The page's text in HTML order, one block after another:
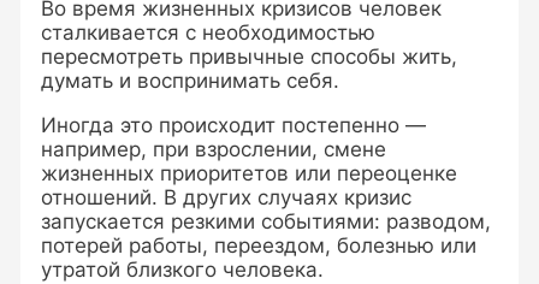
Во время жизненных кризисов человек
сталкивается с необходимостью
пересмотреть привычные способы жить,
думать и воспринимать себя.
Иногда это происходит постепенно —
например, при взрослении, смене
жизненных приоритетов или переоценке
отношений. В других случаях кризис
запускается резкими событиями: разводом,
потерей работы, переездом, болезнью или
утратой близкого человека.